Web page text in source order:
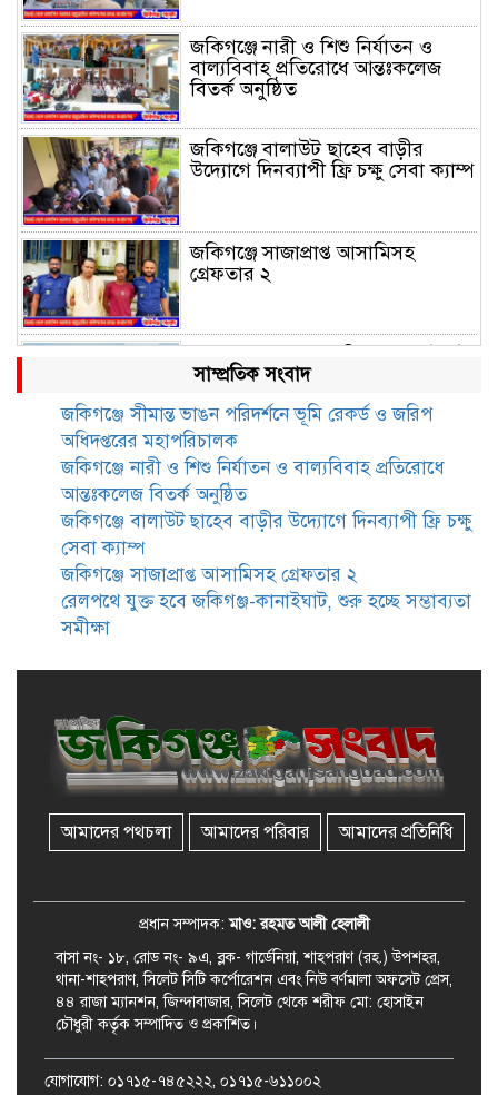
জকিগঞ্জে নারী ও শিশু নির্যাতন ও
বাল্যবিবাহ প্রতিরোধে আন্তঃকলেজ
বিতর্ক অনুষ্ঠিত
জকিগঞ্জে বালাউট ছাহেব বাড়ীর
উদ্যোগে দিনব্যাপী ফ্রি চক্ষু সেবা ক্যাম্প
জকিগঞ্জে সাজাপ্রাপ্ত আসামিসহ
গ্রেফতার ২
শুরু হচ্ছে সম্ভাব্যতা সমীক্ষা
সাবেক এমপি হাফিজ আহমদ
মজুমদার কি আত্মগোপনে? ভাইরাল
ছবি ঘিরে আলোচনা!
ভাতা পেতে টাকা লাগে না, জকিগঞ্জে
সমাজসেবা কর্মকর্তার গুরুত্বপূর্ণ বার্তা
জকিগঞ্জে সুরমা নদীর বালুমহালে
মোবাইল কোর্ট পরিচালনা করলেন
ইউএনও: সরেজমিনে অভিযোগের
সত্যতা মেলেনি
একজন গ্রেপ্তার
সাম্প্রতিক সংবাদ
জকিগঞ্জে সীমান্ত ভাঙন পরিদর্শনে ভূমি রেকর্ড ও জরিপ
অধিদপ্তরের মহাপরিচালক
জকিগঞ্জে নারী ও শিশু নির্যাতন ও বাল্যবিবাহ প্রতিরোধে
আন্তঃকলেজ বিতর্ক অনুষ্ঠিত
জকিগঞ্জে বালাউট ছাহেব বাড়ীর উদ্যোগে দিনব্যাপী ফ্রি চক্ষু
সেবা ক্যাম্প
জকিগঞ্জে সাজাপ্রাপ্ত আসামিসহ গ্রেফতার ২
রেলপথে যুক্ত হবে জকিগঞ্জ-কানাইঘাট, শুরু হচ্ছে সম্ভাব্যতা
সমীক্ষা
আমাদের পথচলা আমাদের পরিবার আমাদের প্রতিনিধি
প্রধান সম্পাদক:মাও: রহমত আলী হেলালী
বাসা নং- ১৮, রোড নং- ৯এ, ব্লক- গার্ডেনিয়া, শাহপরাণ (রহ.) উপশহর,
থানা-শাহপরাণ, সিলেট সিটি কর্পোরেশন এবং নিউ বর্ণমালা অফসেট প্রেস,
৪৪ রাজা ম্যানশন, জিন্দাবাজার, সিলেট থেকে শরীফ মো: হোসাইন
চৌধুরী কর্তৃক সম্পাদিত ও প্রকাশিত।
যোগাযোগ: ০১৭১৫-৭৪৫২২২, ০১৭১৫-৬১১০০২